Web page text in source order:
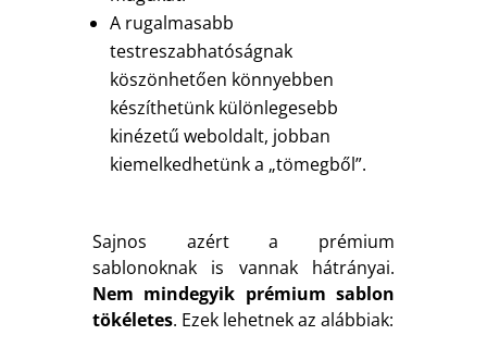
A rugalmasabb
testreszabhatóságnak
köszönhetően könnyebben
készíthetünk különlegesebb
kinézetű weboldalt, jobban
kiemelkedhetünk a „tömegből”.
Sajnos azért a prémium
sablonoknak is vannak hátrányai.
Nem mindegyik prémium sablon
tökéletes. Ezek lehetnek az alábbiak: